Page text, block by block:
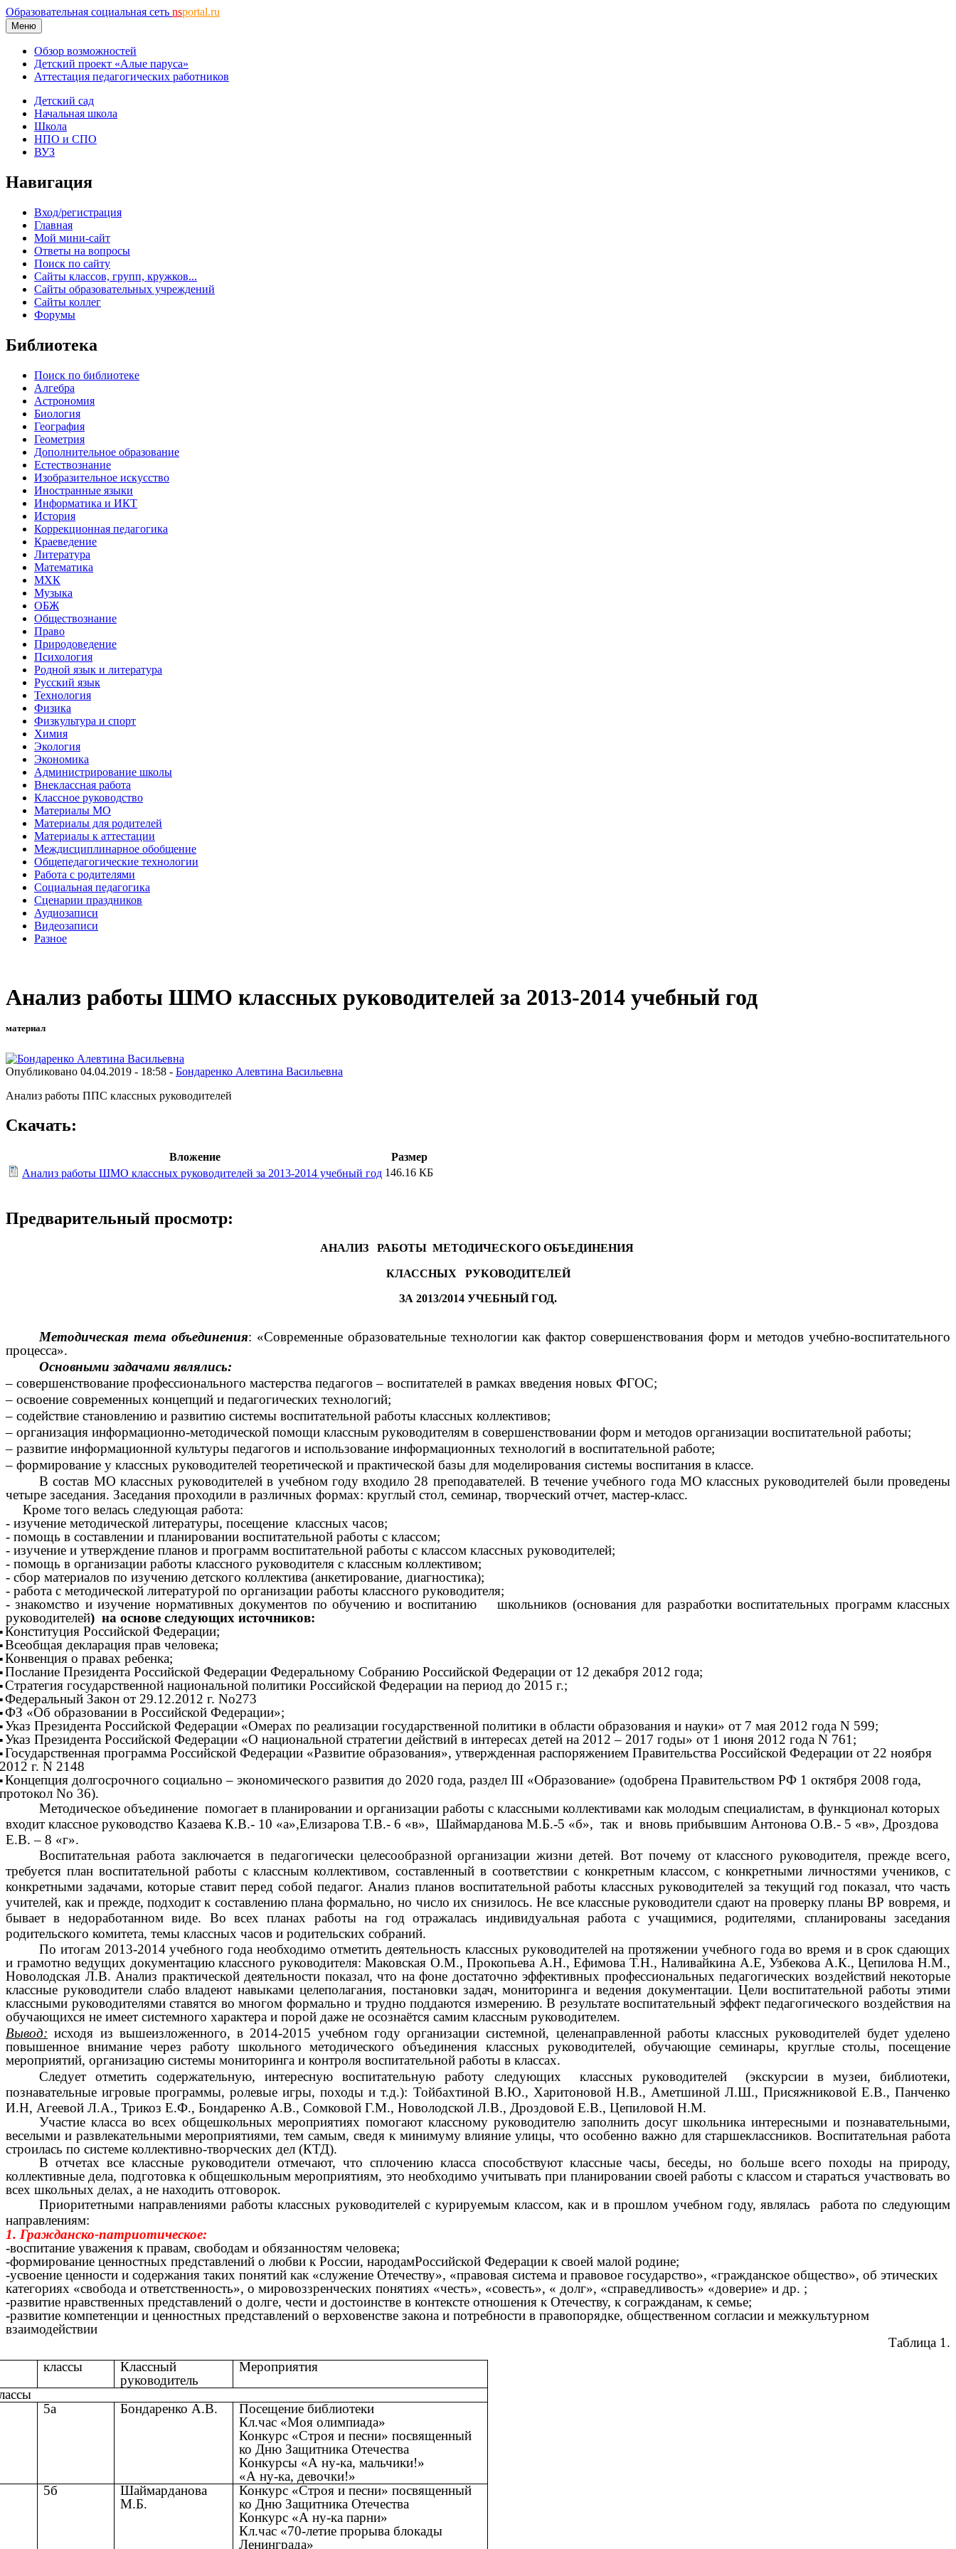
Образовательная социальная сеть nsportal.ru
Меню
Обзор возможностей
Детский проект «Алые паруса»
Аттестация педагогических работников
Детский сад
Начальная школа
Школа
НПО и СПО
ВУЗ
Навигация
Вход/регистрация
Главная
Мой мини-сайт
Ответы на вопросы
Поиск по сайту
Сайты классов, групп, кружков...
Сайты образовательных учреждений
Сайты коллег
Форумы
Библиотека
Поиск по библиотеке
Алгебра
Астрономия
Биология
География
Геометрия
Дополнительное образование
Естествознание
Изобразительное искусство
Иностранные языки
Информатика и ИКТ
История
Коррекционная педагогика
Краеведение
Литература
Математика
МХК
Музыка
ОБЖ
Обществознание
Право
Природоведение
Психология
Родной язык и литература
Русский язык
Технология
Физика
Физкультура и спорт
Химия
Экология
Экономика
Администрирование школы
Внеклассная работа
Классное руководство
Материалы МО
Материалы для родителей
Материалы к аттестации
Междисциплинарное обобщение
Общепедагогические технологии
Работа с родителями
Социальная педагогика
Сценарии праздников
Аудиозаписи
Видеозаписи
Разное
Анализ работы ШМО классных руководителей за 2013-2014 учебный год
материал
Опубликовано 04.04.2019 - 18:58 - Бондаренко Алевтина Васильевна
Анализ работы ППС классных руководителей
Скачать:
Вложение
Размер
Анализ работы ШМО классных руководителей за 2013-2014 учебный год 146.16 КБ
Предварительный просмотр:
АНАЛИЗ РАБОТЫ МЕТОДИЧЕСКОГО ОБЪЕДИНЕНИЯ
КЛАССНЫХ РУКОВОДИТЕЛЕЙ
ЗА 2013/2014 УЧЕБНЫЙ ГОД.
Методическая тема объединения: «Современные образовательные технологии как фактор совершенствования форм и методов учебно-воспитательного
процесса».
Основными задачами являлись:
– совершенствование профессионального мастерства педагогов – воспитателей в рамках введения новых ФГОС;
– освоение современных концепций и педагогических технологий;
– содействие становлению и развитию системы воспитательной работы классных коллективов;
– организация информационно-методической помощи классным руководителям в совершенствовании форм и методов организации воспитательной работы;
– развитие информационной культуры педагогов и использование информационных технологий в воспитательной работе;
– формирование у классных руководителей теоретической и практической базы для моделирования системы воспитания в классе.
В состав МО классных руководителей в учебном году входило 28 преподавателей. В течение учебного года МО классных руководителей были проведены
четыре заседания. Заседания проходили в различных формах: круглый стол, семинар, творческий отчет, мастер-класс.
Кроме того велась следующая работа:
- изучение методической литературы, посещение классных часов;
- помощь в составлении и планировании воспитательной работы с классом;
- изучение и утверждение планов и программ воспитательной работы с классом классных руководителей;
- помощь в организации работы классного руководителя с классным коллективом;
- сбор материалов по изучению детского коллектива (анкетирование, диагностика);
- работа с методической литературой по организации работы классного руководителя;
- знакомство и изучение нормативных документов по обучению и воспитанию школьников (основания для разработки воспитательных программ классных
руководителей) на основе следующих источников:
Конституция Российской Федерации;
Всеобщая декларация прав человека;
Конвенция о правах ребенка;
Послание Президента Российской Федерации Федеральному Собранию Российской Федерации от 12 декабря 2012 года;
Стратегия государственной национальной политики Российской Федерации на период до 2015 г.;
Федеральный Закон от 29.12.2012 г. No273
ФЗ «Об образовании в Российской Федерации»;
Указ Президента Российской Федерации «Омерах по реализации государственной политики в области образования и науки» от 7 мая 2012 года N 599;
Указ Президента Российской Федерации «О национальной стратегии действий в интересах детей на 2012 – 2017 годы» от 1 июня 2012 года N 761;
Государственная программа Российской Федерации «Развитие образования», утвержденная распоряжением Правительства Российской Федерации от 22 ноября
2012 г. N 2148
Концепция долгосрочного социально – экономического развития до 2020 года, раздел III «Образование» (одобрена Правительством РФ 1 октября 2008 года,
протокол No 36).
Методическое объединение помогает в планировании и организации работы с классными коллективами как молодым специалистам, в функционал которых
входит классное руководство Казаева К.В.- 10 «а»,Елизарова Т.В.- 6 «в», Шаймарданова М.Б.-5 «б», так и вновь прибывшим Антонова О.В.- 5 «в», Дроздова
Е.В. – 8 «г».
Воспитательная работа заключается в педагогически целесообразной организации жизни детей. Вот почему от классного руководителя, прежде всего,
требуется план воспитательной работы с классным коллективом, составленный в соответствии с конкретным классом, с конкретными личностями учеников, с
конкретными задачами, которые ставит перед собой педагог. Анализ планов воспитательной работы классных руководителей за текущий год показал, что часть
учителей, как и прежде, подходит к составлению плана формально, но число их снизилось. Не все классные руководители сдают на проверку планы ВР вовремя, и
бывает в недоработанном виде. Во всех планах работы на год отражалась индивидуальная работа с учащимися, родителями, спланированы заседания
родительского комитета, темы классных часов и родительских собраний.
По итогам 2013-2014 учебного года необходимо отметить деятельность классных руководителей на протяжении учебного года во время и в срок сдающих
и грамотно ведущих документацию классного руководителя: Маковская О.М., Прокопьева А.Н., Ефимова Т.Н., Наливайкина А.Е, Узбекова А.К., Цепилова Н.М.,
Новолодская Л.В. Анализ практической деятельности показал, что на фоне достаточно эффективных профессиональных педагогических воздействий некоторые
классные руководители слабо владеют навыками целеполагания, постановки задач, мониторинга и ведения документации. Цели воспитательной работы этими
классными руководителями ставятся во многом формально и трудно поддаются измерению. В результате воспитательный эффект педагогического воздействия на
обучающихся не имеет системного характера и порой даже не осознаётся самим классным руководителем.
Вывод: исходя из вышеизложенного, в 2014-2015 учебном году организации системной, целенаправленной работы классных руководителей будет уделено
повышенное внимание через работу школьного методического объединения классных руководителей, обучающие семинары, круглые столы, посещение
мероприятий, организацию системы мониторинга и контроля воспитательной работы в классах.
Следует отметить содержательную, интересную воспитательную работу следующих классных руководителей (экскурсии в музеи, библиотеки,
познавательные игровые программы, ролевые игры, походы и т.д.): Тойбахтиной В.Ю., Харитоновой Н.В., Аметшиной Л.Ш., Присяжниковой Е.В., Панченко
И.Н, Агеевой Л.А., Трикоз Е.Ф., Бондаренко А.В., Сомковой Г.М., Новолодской Л.В., Дроздовой Е.В., Цепиловой Н.М.
Участие класса во всех общешкольных мероприятиях помогают классному руководителю заполнить досуг школьника интересными и познавательными,
веселыми и развлекательными мероприятиями, тем самым, сведя к минимуму влияние улицы, что особенно важно для старшеклассников. Воспитательная работа
строилась по системе коллективно-творческих дел (КТД).
В отчетах все классные руководители отмечают, что сплочению класса способствуют классные часы, беседы, но больше всего походы на природу,
коллективные дела, подготовка к общешкольным мероприятиям, это необходимо учитывать при планировании своей работы с классом и стараться участвовать во
всех школьных делах, а не находить отговорок.
Приоритетными направлениями работы классных руководителей с курируемым классом, как и в прошлом учебном году, являлась работа по следующим
направлениям:
1. Гражданско-патриотическое:
-воспитание уважения к правам, свободам и обязанностям человека;
-формирование ценностных представлений о любви к России, народамРоссийской Федерации к своей малой родине;
-усвоение ценности и содержания таких понятий как «служение Отечеству», «правовая система и правовое государство», «гражданское общество», об этических
категориях «свобода и ответственность», о мировоззренческих понятиях «честь», «совесть», « долг», «справедливость» «доверие» и др. ;
-развитие нравственных представлений о долге, чести и достоинстве в контексте отношения к Отечеству, к согражданам, к семье;
-развитие компетенции и ценностных представлений о верховенстве закона и потребности в правопорядке, общественном согласии и межкультурном
взаимодействии
Таблица 1.
классы
Классный
руководитель
Мероприятия
5а
Бондаренко А.В.
Посещение библиотеки
Кл.час «Моя олимпиада»
Конкурс «Строя и песни» посвященный
ко Дню Защитника Отечества
Конкурсы «А ну-ка, мальчики!»
«А ну-ка, девочки!»
5б
Шаймарданова
М.Б.
Конкурс «Строя и песни» посвященный
ко Дню Защитника Отечества
Конкурс «А ну-ка парни»
Кл.час «70-летие прорыва блокады
Ленинграда»